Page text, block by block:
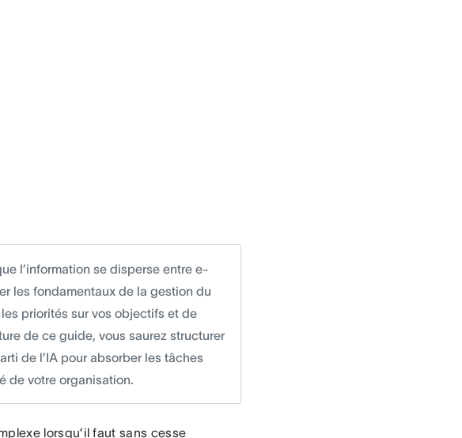
l’information se disperse entre e-
les fondamentaux de la gestion du
priorités sur vos objectifs et de
de ce guide, vous saurez structurer
de l’IA pour absorber les tâches
de votre organisation.
lorsqu’il faut sans cesse